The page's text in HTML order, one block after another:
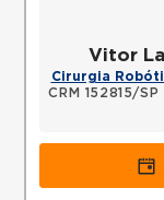
Vitor
Cirurgia
CRM 152815/SP